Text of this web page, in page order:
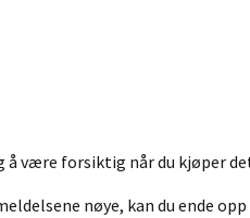
å være forsiktig når du kjøper
nøye, kan du ende